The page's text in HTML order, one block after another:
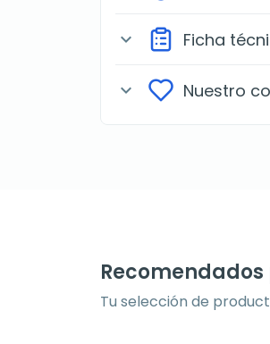
expand_more Ficha
expand_more Nuestro
Tu selección de